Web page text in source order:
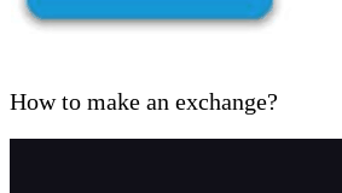
How to make an exchange?